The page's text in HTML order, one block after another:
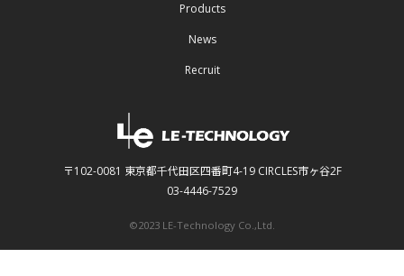
〒102-0081 東京都千代田区四番町4-19 CIRCLES市ヶ谷2F
03-4446-7529
Products
News
Recruit
©2023 LE-Technology Co.,Ltd.